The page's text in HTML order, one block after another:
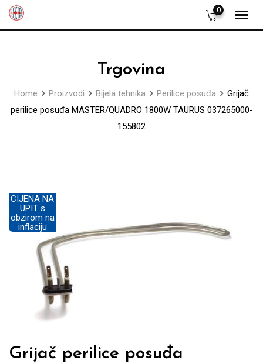
Skip
0
Trgovina
Home Proizvodi Bijela tehnika Perilice posuđa
Grijač
perilice posuđa MASTER/QUADRO 1800W TAURUS 037265000-
155802
CIJENA NA
UPIT s
obzirom na
inflaciju
Grijač perilice posuđa